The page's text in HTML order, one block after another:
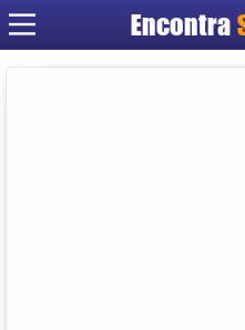
Encontra